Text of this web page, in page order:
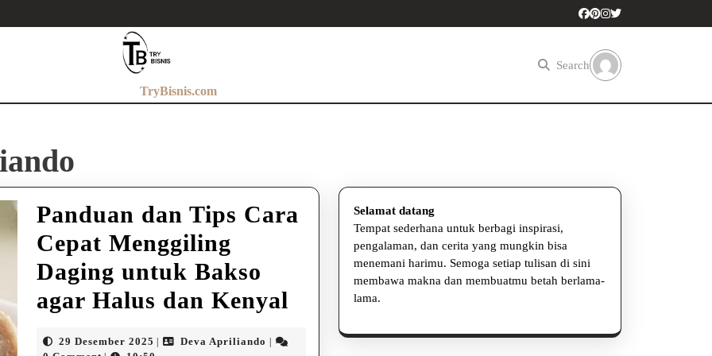
TryBisnis.com
Search
Panduan dan Tips Cara
Cepat Menggiling
Daging untuk Bakso
agar Halus dan Kenyal Panduan
29 Desember 2025 29
Deva Apriliando Deva
Selamat datang
Tempat sederhana untuk berbagi inspirasi,
pengalaman, dan cerita yang mungkin bisa
menemani harimu. Semoga setiap tulisan di sini
membawa makna dan membuatmu betah berlama-
lama.